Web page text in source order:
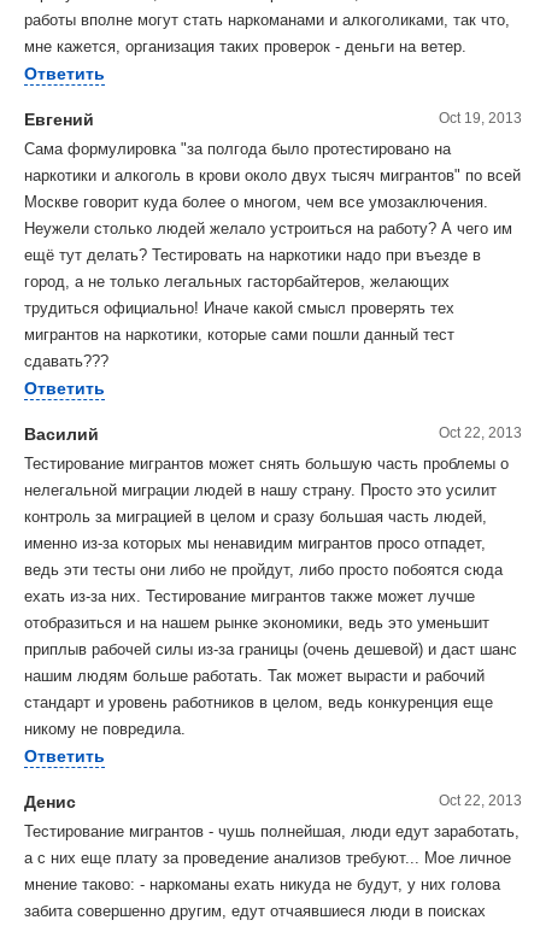
работы вполне могут стать наркоманами и алкоголиками, так что,
мне кажется, организация таких проверок - деньги на ветер.
Ответить
Евгений Oct 19, 2013
Сама формулировка "за полгода было протестировано на
наркотики и алкоголь в крови около двух тысяч мигрантов" по всей
Москве говорит куда более о многом, чем все умозаключения.
Неужели столько людей желало устроиться на работу? А чего им
ещё тут делать? Тестировать на наркотики надо при въезде в
город, а не только легальных гасторбайтеров, желающих
трудиться официально! Иначе какой смысл проверять тех
мигрантов на наркотики, которые сами пошли данный тест
сдавать???
Ответить
Василий Oct 22, 2013
Тестирование мигрантов может снять большую часть проблемы о
нелегальной миграции людей в нашу страну. Просто это усилит
контроль за миграцией в целом и сразу большая часть людей,
именно из-за которых мы ненавидим мигрантов просо отпадет,
ведь эти тесты они либо не пройдут, либо просто побоятся сюда
ехать из-за них. Тестирование мигрантов также может лучше
отобразиться и на нашем рынке экономики, ведь это уменьшит
приплыв рабочей силы из-за границы (очень дешевой) и даст шанс
нашим людям больше работать. Так может вырасти и рабочий
стандарт и уровень работников в целом, ведь конкуренция еще
никому не повредила.
Ответить
Денис Oct 22, 2013
Тестирование мигрантов - чушь полнейшая, люди едут заработать,
а с них еще плату за проведение анализов требуют... Мое личное
мнение таково: - наркоманы ехать никуда не будут, у них голова
забита совершенно другим, едут отчаявшиеся люди в поисках